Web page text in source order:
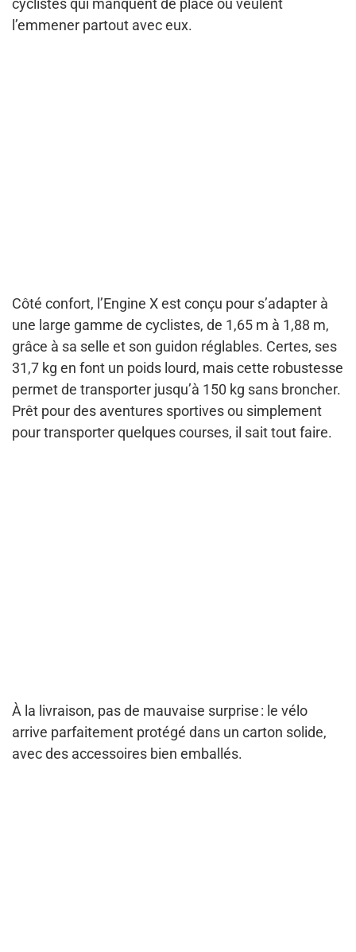
cyclistes qui manquent de place ou veulent
l’emmener partout avec eux.
Côté confort, l’Engine X est conçu pour s’adapter à
une large gamme de cyclistes, de 1,65 m à 1,88 m,
grâce à sa selle et son guidon réglables. Certes, ses
31,7 kg en font un poids lourd, mais cette robustesse
permet de transporter jusqu’à 150 kg sans broncher.
Prêt pour des aventures sportives ou simplement
pour transporter quelques courses, il sait tout faire.
À la livraison, pas de mauvaise surprise : le vélo
arrive parfaitement protégé dans un carton solide,
avec des accessoires bien emballés.